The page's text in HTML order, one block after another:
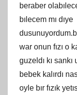
beraber
bılecem mı dıye
war onun fızı o
guzeldı kı sankı
bebek kalırdı
oyle bır fızık